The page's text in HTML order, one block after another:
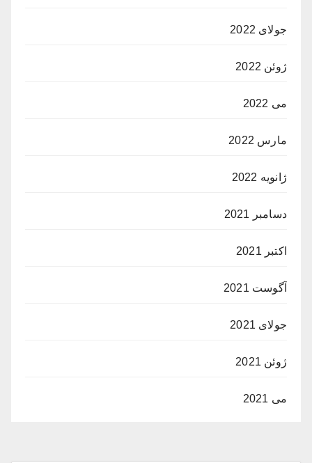
جولای 2022
ژوئن 2022
می 2022
مارس 2022
ژانویه 2022
دسامبر 2021
اکتبر 2021
آگوست 2021
جولای 2021
ژوئن 2021
می 2021